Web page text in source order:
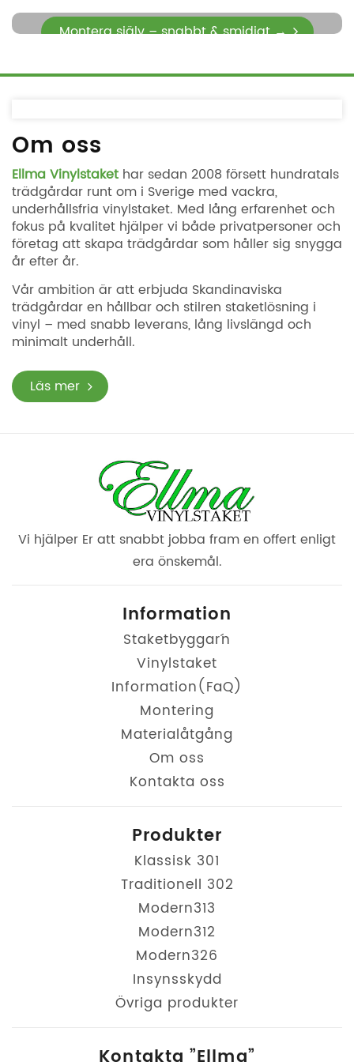
se inspiration & referenser →
Montera själv – snabbt & smidigt →
Om oss
Ellma Vinylstaket har sedan 2008 försett hundratals
trädgårdar runt om i Sverige med vackra,
underhållsfria vinylstaket. Med lång erfarenhet och
fokus på kvalitet hjälper vi både privatpersoner och
företag att skapa trädgårdar som håller sig snygga
år efter år.
Vår ambition är att erbjuda Skandinaviska
trädgårdar en hållbar och stilren staketlösning i
vinyl – med snabb leverans, lång livslängd och
minimalt underhåll.
Läs mer
Vi hjälper Er att snabbt jobba framen offert enligt
era önskemål.
Information
Staketbyggar´n
Vinylstaket
Information(FaQ)
Montering
Materialåtgång
Om oss
Kontakta oss
Produkter
Klassisk 301
Traditionell 302
Modern313
Modern312
Modern326
Insynsskydd
Övriga produkter